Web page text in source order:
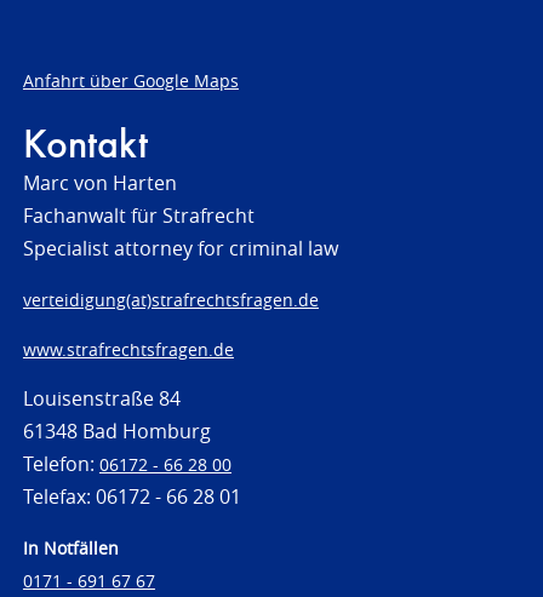
Anfahrt über Google Maps
Kontakt
Marc von Harten
Fachanwalt für Strafrecht
Specialist attorney for criminal law
verteidigung(at)strafrechtsfragen.de
www.strafrechtsfragen.de
Louisenstraße 84
61348 Bad Homburg
Telefon: 06172 - 66 28 00
Telefax: 06172 - 66 28 01
In Notfällen
0171 - 691 67 67